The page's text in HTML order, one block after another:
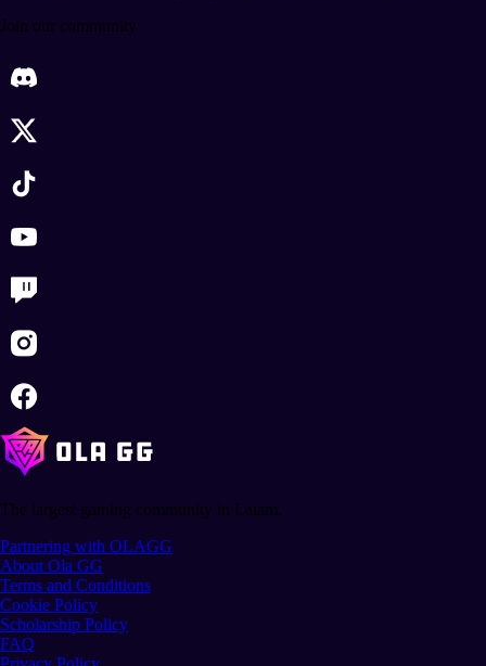
Join our community
The largest gaming community in Latam.
Partnering with OLAGG
About Ola GG
Terms and Conditions
Cookie Policy
Scholarship Policy
FAQ